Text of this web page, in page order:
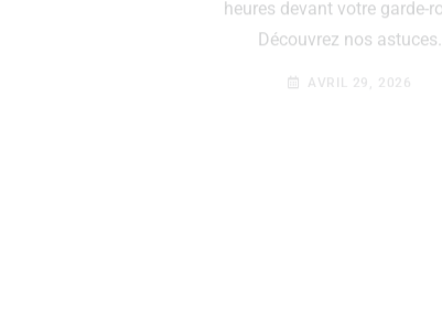
Découvrez nos astuces.